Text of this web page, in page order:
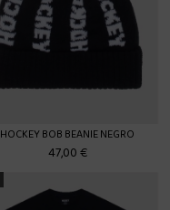
HOCKEY BOB BEANIE NEGRO
47,00 €